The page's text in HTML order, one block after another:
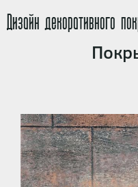
Дизайн декоративного